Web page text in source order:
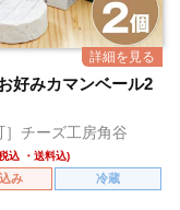
好みカマンベール2
］チーズ工房角谷
込
み 冷蔵